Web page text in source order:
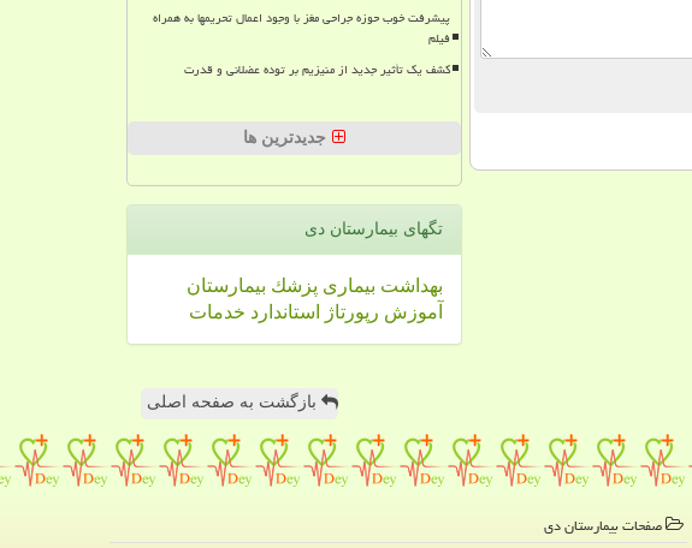
پیشرفت خوب حوزه جراحی مغز با وجود اعمال تحریمها به همراه
فیلم
کشف یک تأثیر جدید از منیزیم بر توده عضلانی و قدرت
جدیدترین ها
تگهای بیمارستان دی
بهداشت بیماری پزشك بیمارستان
آموزش رپورتاژ استاندارد خدمات
بازگشت به صفحه اصلی
صفحات بیمارستان دی